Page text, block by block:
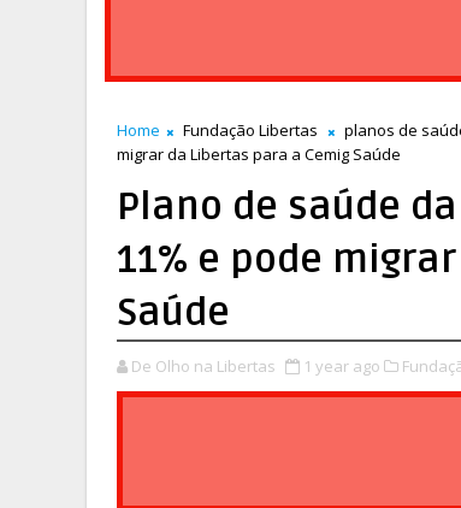
Home Fundação Libertas planos de
migrar da Libertas para a Cemig Saúde
Plano de saúde
11% e pode
Saúde
De Olho na Libertas 1 year ago